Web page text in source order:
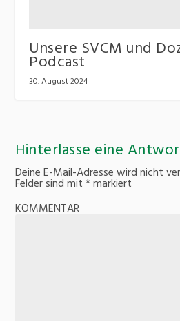
Unsere SVCM und
Podcast
30. August 2024
Hinterlasse eine
Deine E-Mail-Adresse wird nicht
Felder sind mit*markiert
KOMMENTAR